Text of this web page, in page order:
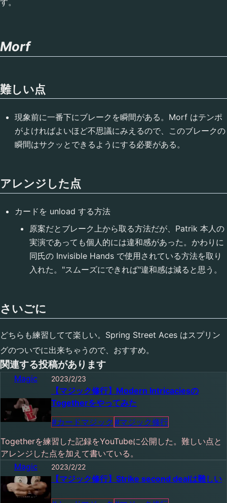
す。
Morf
難しい点
現象前に一番下にブレークを瞬間がある。Morf はテンポ
がよければよいほど不思議にみえるので、このブレークの
瞬間はサクッとできるようにする必要がある。
アレンジした点
カードを unload する方法
原案だとブレーク上から取る方法だが、Patrik 本人の
実演であっても個人的には違和感があった。かわりに
同氏の Invisible Hands で使用されている方法を取り
入れた。"スムーズにできれば"違和感は減ると思う。
さいごに
どちらも練習してて楽しい。Spring Street Aces はスプリン
グのついでに出来ちゃうので、おすすめ。
関連する投稿があります
【マジック修行】Modern Intricaciesの
Togetherをやってみた
カテゴリ：
Magic 投稿日：
2023/2/23
#カードマジック #マジック修行
Togetherを練習した記録をYouTubeに公開した。難しい点と
アレンジした点を加えて書いている。
【マジック修行】Strike second dealは難しい
カテゴリ：
Magic 投稿日：
2023/2/22